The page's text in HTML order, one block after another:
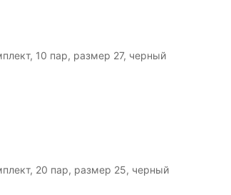
10 пар, размер 27, черный
20 пар, размер 25, черный